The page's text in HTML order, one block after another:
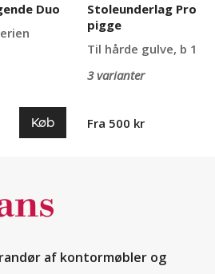
Duo
Køb
Stoleunderlag
pigge
Til hårde gulve, b
3 varianter
Fra 500 kr
af kontormøbler og